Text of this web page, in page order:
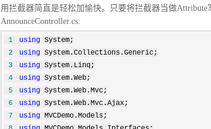
用拦截器简直是轻松加愉快。只要将拦截器当做
AnnounceController.cs:
1 using System;
2
using System.Collections.Generic;
3
using System.Linq;
4
using System.Web;
5
using System.Web.Mvc;
6
using System.Web.Mvc.Ajax;
7
using MVCDemo.Models;